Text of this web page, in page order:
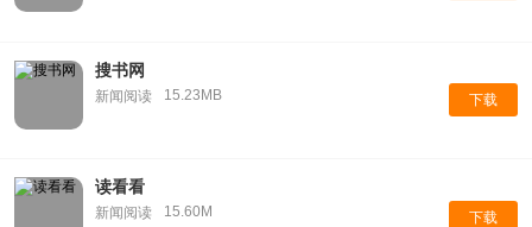
搜书网
新闻阅读 15.23MB 下载
读看看
新闻阅读 15.60M 下载